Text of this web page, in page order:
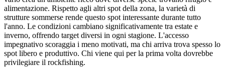
alimentazione. Rispetto agli altri spot della zona, la varietà di
strutture sommerse rende questo spot interessante durante tutto
l'anno. Le condizioni cambiano significativamente tra estate e
inverno, offrendo target diversi in ogni stagione. L'accesso
impegnativo scoraggia i meno motivati, ma chi arriva trova spesso lo
spot libero e produttivo. Chi viene qui per la prima volta dovrebbe
privilegiare il rockfishing.